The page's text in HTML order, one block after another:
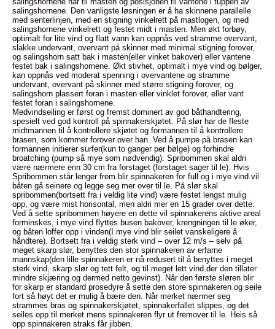
salingshornene. Den vanligste løsningen er å ha skinnene parallelle
med senterlinjen, med en stigning vinkelrett på mastlogen, og med
salingshornene vinkelrett og festet midt i masten. Men økt forbøy,
optimalt for lite vind og flatt vann kan oppnås ved stramme overvant,
slakke undervant, overvant på skinner med minimal stigning forover,
og salingshorn satt bak i masten(eller vinket bakover) eller vantene
festet bak i salingshornene. Økt stivhet, optimalt i mye vind og bølger,
kan oppnås ved moderat spenning i overvantene og stramme
undervant, overvant på skinner med større stigning forover, og
salingshorn plassert foran i masten eller vinklet forover, eller vant
festet foran i salingshornene.
Medvindseiling er først og fremst dominert av god båthandtering,
spesielt ved god kontroll på spinnakerskjøtet. På slør har de fleste
midtmannen til å kontrollere skjøtet og formannen til å kontrollere
brasen, som kommer forover over han. Ved å pumpe på brasen kan
formannen initierer surfer(kun to ganger per bølge) og forhindre
broatching (pump så mye som nødvendig). Spribommen skal aldri
være nærmere enn 30 cm fra forstaget (forstaget sager til le). Hvis
Spribommen står lenger frem blir spinnakeren for full og i mye vind vil
båten gå seinere og legge seg mer over til le. På slør skal
spribommen(bortsett fra i veldig lite vind) være festet lengst mulig
opp, og være mist horisontal, men aldri mer en 15 grader over dette.
Ved å sette spribommen høyere en dette vil spinnakerens aktive areal
forminskes, i mye vind flyttes busen bakover, krengningen til le øker,
og båten loffer opp i vinden(I mye vind blir seilet vanskeligere å
håndtere). Bortsett fra i veldig sterk vind – over 12 m/s – selv på
meget skarp slør, benyttes den stor spinnakeren av erfarne
mannskap(den lille spinnakeren er nå redusert til å benyttes i meget
sterk vind, skarp slør og tett felt, og til meget lett vind der den tillater
mindre skjæring og dermed netto gevinst). Når den første sløren blir
for skarp er standard prosedyre å sette den store spinnakeren og seile
fort så høyt det er mulig å bære den. Når merket nærmer seg
strammes bras og spinnakerskjøtet, spinnakerfallet slippes, og det
seiles opp til merket mens spinnakeren flyr ut fremover til le. Heis så
opp spinnakeren straks får jibben.